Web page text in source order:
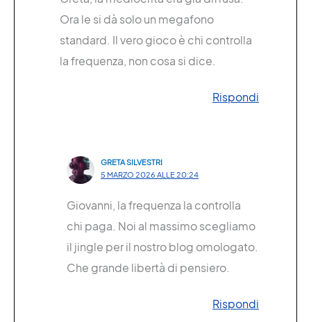
Ora le si dà solo un megafono
standard. Il vero gioco è chi controlla
la frequenza, non cosa si dice.
Rispondi
GRETA SILVESTRI
5 MARZO 2026 ALLE 20:24
Giovanni, la frequenza la controlla
chi paga. Noi al massimo scegliamo
il jingle per il nostro blog omologato.
Che grande libertà di pensiero.
Rispondi